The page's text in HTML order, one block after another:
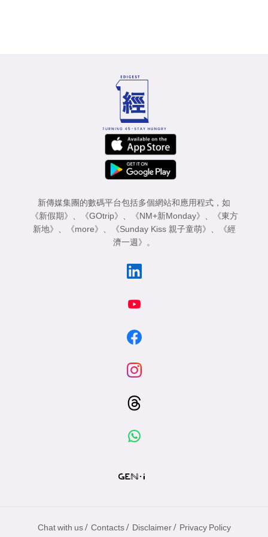
新傳媒集團的數碼平台包括多個網站和應用程式，如
《新假期》
《GOtrip》 《NM+新Monday》
《東方
新地》
《more》 《Sunday Kiss 親子童萌》
《經
濟一週》
。
Chat with us / Contacts / Disclaimer / Privacy Policy